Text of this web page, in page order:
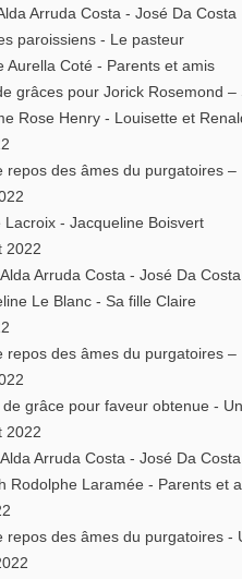
Arruda Costa - José Da
paroissiens - Le pasteur
Aurella Coté - Parents et amis
grâces pour Jorick Rosemond
Rose Henry - Louisette et
repos des âmes du
Lacroix - Jacqueline Boisvert
2022
Arruda Costa - José Da
Le Blanc - Sa fille Claire
repos des âmes du
de grâce pour faveur obtenue -
2022
Arruda Costa - José Da
Rodolphe Laramée - Parents et
le repos des âmes du
2022